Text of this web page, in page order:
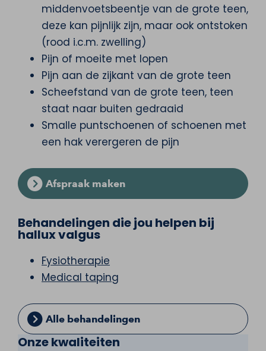
middenvoetsbeentje van de grote teen,
deze kan pijnlijk zijn, maar ook ontstoken
(rood i.c.m. zwelling)
Pijn of moeite met lopen
Pijn aan de zijkant van de grote teen
Scheefstand van de grote teen, teen
staat naar buiten gedraaid
Smalle puntschoenen of schoenen met
een hak verergeren de pijn
Afspraak maken
Behandelingen die jou helpen bij
hallux valgus
Fysiotherapie
Medical taping
Alle behandelingen
Onze kwaliteiten